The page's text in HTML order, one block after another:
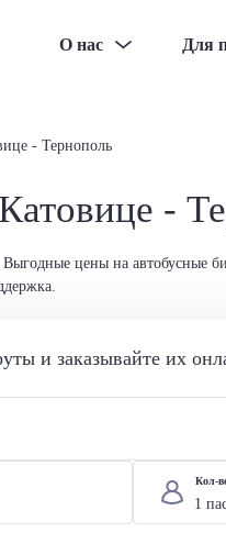
О нас Для
- Тернополь
-
цены на автобусные
и заказывайте их
Кол-